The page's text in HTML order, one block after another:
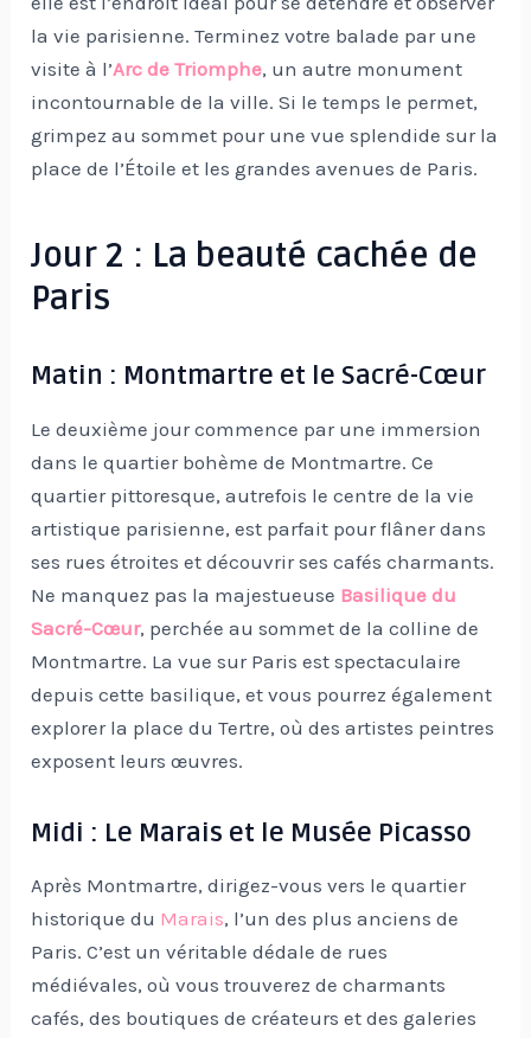
la vie parisienne. Terminez votre balade par une
visite à l’Arc de Triomphe, un autre monument
incontournable de la ville. Si le temps le permet,
grimpez au sommet pour une vue splendide sur la
place de l’Étoile et les grandes avenues de Paris.
Jour 2 : La beauté cachée de
Paris
Matin : Montmartre et le Sacré-Cœur
Le deuxième jour commence par une immersion
dans le quartier bohème de Montmartre. Ce
quartier pittoresque, autrefois le centre de la vie
artistique parisienne, est parfait pour flâner dans
ses rues étroites et découvrir ses cafés charmants.
Ne manquez pas la majestueuse Basilique du
Sacré-Cœur, perchée au sommet de la colline de
Montmartre. La vue sur Paris est spectaculaire
depuis cette basilique, et vous pourrez également
explorer la place du Tertre, où des artistes peintres
exposent leurs œuvres.
Midi : Le Marais et le Musée Picasso
Après Montmartre, dirigez-vous vers le quartier
historique du Marais, l’un des plus anciens de
Paris. C’est un véritable dédale de rues
médiévales, où vous trouverez de charmants
cafés, des boutiques de créateurs et des galeries